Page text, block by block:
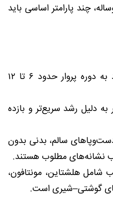
چند پارامتر اساسی باید
•سن: بهترین سن برای ورود به دوره پروار حدود ۶ تا ۱۲
دلیل رشد سریع‌تر و بازده
سالم، بدنی بدون
نشانه‌های مطلوب هستند.
شامل هلشتاین، مونتافون،
گوشتی–شیری است.